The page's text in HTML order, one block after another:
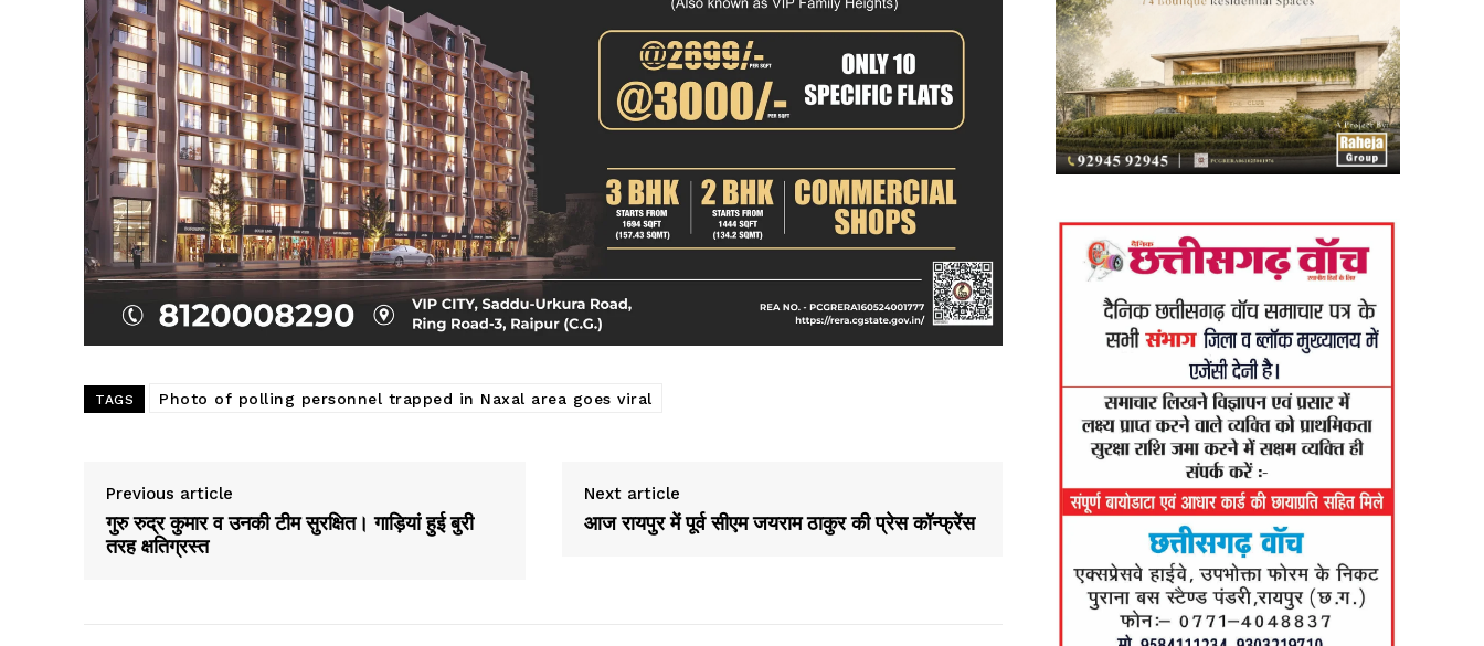
SUBSCRIBE NOW
बिजनेस
ई-पेपर
TAGS Photo of polling personnel trapped in Naxal area goes viral
Previous article
गुरु रुद्र कुमार व उनकी टीम सुरक्षित। गाड़ियां हुई बुरी
तरह क्षतिग्रस्त
Next article
आज रायपुर में पूर्व सीएम जयराम ठाकुर की प्रेस कॉन्फ्रेंस